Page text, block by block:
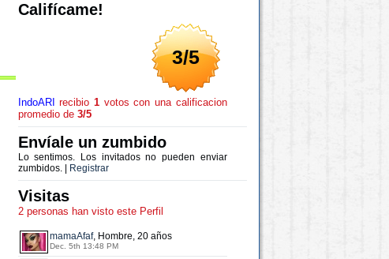
Califícame!
3/5
IndoARI recibio 1votos con una calificacion
promedio de 3/5
Envíale un zumbido
Lo sentimos. Los invitados no pueden enviar
zumbidos. |
Registrar
Visitas
2 personas han visto este Perfil
mamaAfaf, Hombre, 20 años
Dec. 5th 13:48 PM